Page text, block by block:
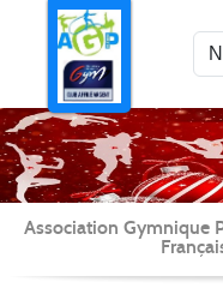
Association Gymnique
Panneau de gestion des